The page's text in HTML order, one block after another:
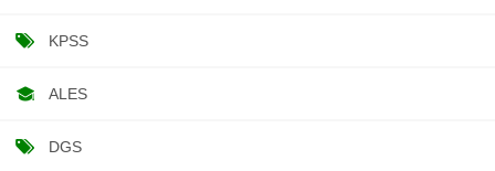
KPSS
ALES
DGS